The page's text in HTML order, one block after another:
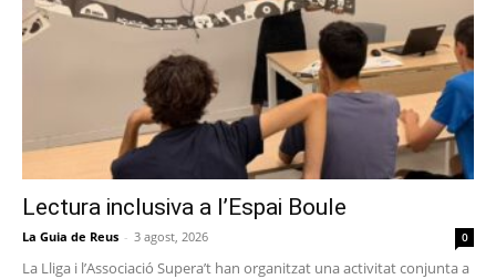
Lectura inclusiva a l’Espai Boule
La Guia de Reus - 3 agost, 2026 0
La Lliga i l’Associació Supera’t han organitzat una activitat conjunta a